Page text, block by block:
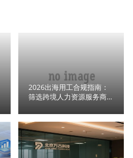
2026出海用工合规指南：
筛选跨境人力资源服务商的